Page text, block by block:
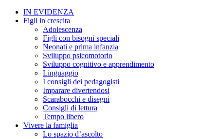
IN EVIDENZA
Figli in crescita
Adolescenza
Figli con bisogni speciali
Neonati e prima infanzia
Sviluppo psicomotorio
Sviluppo cognitivo e apprendimento
Linguaggio
I consigli dei pedagogisti
Imparare divertendosi
Scarabocchi e disegni
Consigli di lettura
Tempo libero
Vivere la famiglia
Lo spazio d’ascolto